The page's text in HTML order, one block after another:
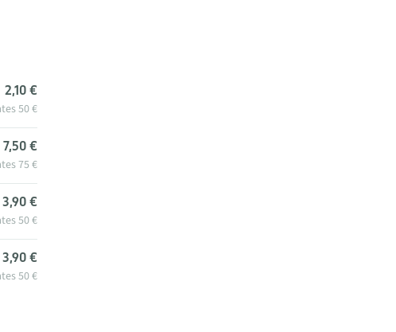
2,10 €
50 €
7,50 €
75 €
3,90 €
50 €
3,90 €
50 €